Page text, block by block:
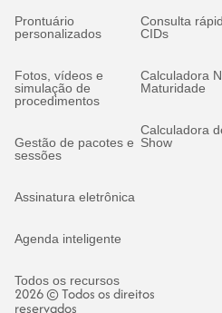
Prontuário
personalizados
Fotos, vídeos e
simulação de
procedimentos
Gestão de pacotes e
sessões
Assinatura eletrônica
Agenda inteligente
Todos os recursos
Consulta
CIDs
Calculadora
Maturidade
Calculadora
Show
2026 © Todos os direitos
reservados